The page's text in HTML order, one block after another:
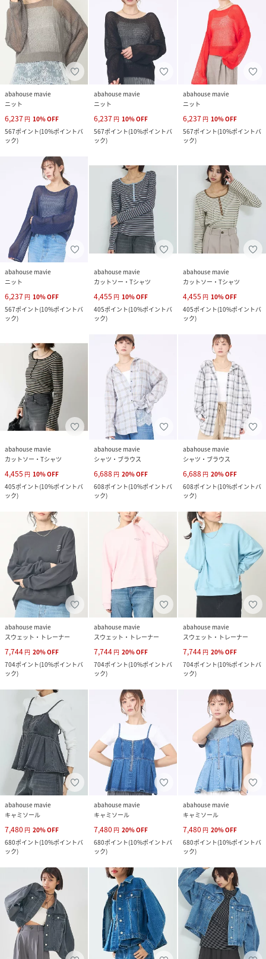
abahouse mavie
ニット
6,237 円 10%OFF
567ポイント(10%ポイントバ
ック)
abahouse mavie
ニット
6,237 円 10%OFF
567ポイント(10%ポイントバ
ック)
abahouse mavie
ニット
6,237 円 10%OFF
567ポイント(10%ポイントバ
ック)
abahouse mavie
ニット
6,237 円 10%OFF
567ポイント(10%ポイントバ
ック)
abahouse mavie
カットソー・Tシャツ
4,455 円 10%OFF
405ポイント(10%ポイントバ
ック)
abahouse mavie
カットソー・Tシャツ
4,455 円 10%OFF
405ポイント(10%ポイントバ
ック)
abahouse mavie
カットソー・Tシャツ
4,455 円 10%OFF
405ポイント(10%ポイントバ
ック)
abahouse mavie
シャツ・ブラウス
6,688 円 20%OFF
608ポイント(10%ポイントバ
ック)
abahouse mavie
シャツ・ブラウス
6,688 円 20%OFF
608ポイント(10%ポイントバ
ック)
abahouse mavie
スウェット・トレーナー
7,744 円 20%OFF
704ポイント(10%ポイントバ
ック)
abahouse mavie
スウェット・トレーナー
7,744 円 20%OFF
704ポイント(10%ポイントバ
ック)
abahouse mavie
スウェット・トレーナー
7,744 円 20%OFF
704ポイント(10%ポイントバ
ック)
abahouse mavie
キャミソール
7,480 円 20%OFF
680ポイント(10%ポイントバ
ック)
abahouse mavie
キャミソール
7,480 円 20%OFF
680ポイント(10%ポイントバ
ック)
abahouse mavie
キャミソール
7,480 円 20%OFF
680ポイント(10%ポイントバ
ック)